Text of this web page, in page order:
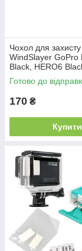
Чохол для захисту
WindSlayer GoPro
Black, HERO6
Black, HERO 2018.
Готово до
170 ₴
Купити